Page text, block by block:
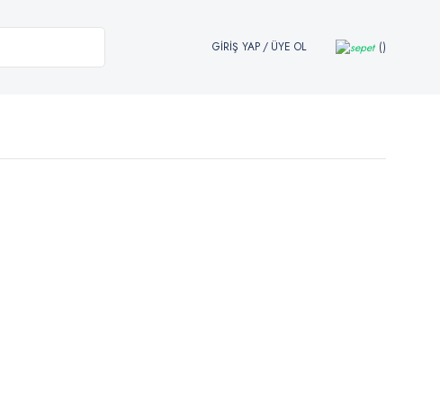
GİRİŞ YAP/ ÜYE OL